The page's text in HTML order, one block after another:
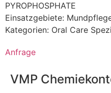
PYROPHOSPHATE
Einsatzgebiete:
Kategorien: Oral Care
Anfrage
VMP